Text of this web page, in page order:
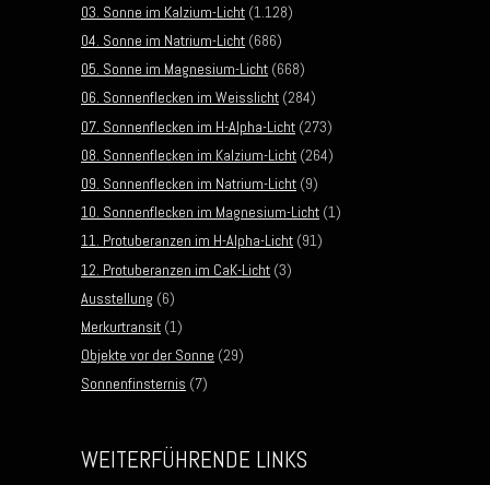
03. Sonne im Kalzium-Licht (1.128)
04. Sonne im Natrium-Licht (686)
05. Sonne im Magnesium-Licht (668)
06. Sonnenflecken im Weisslicht (284)
07. Sonnenflecken im H-Alpha-Licht (273)
08. Sonnenflecken im Kalzium-Licht (264)
09. Sonnenflecken im Natrium-Licht (9)
10. Sonnenflecken im Magnesium-Licht (1)
11. Protuberanzen im H-Alpha-Licht (91)
12. Protuberanzen im CaK-Licht (3)
Ausstellung (6)
Merkurtransit (1)
Objekte vor der Sonne (29)
Sonnenfinsternis (7)
WEITERFÜHRENDE LINKS